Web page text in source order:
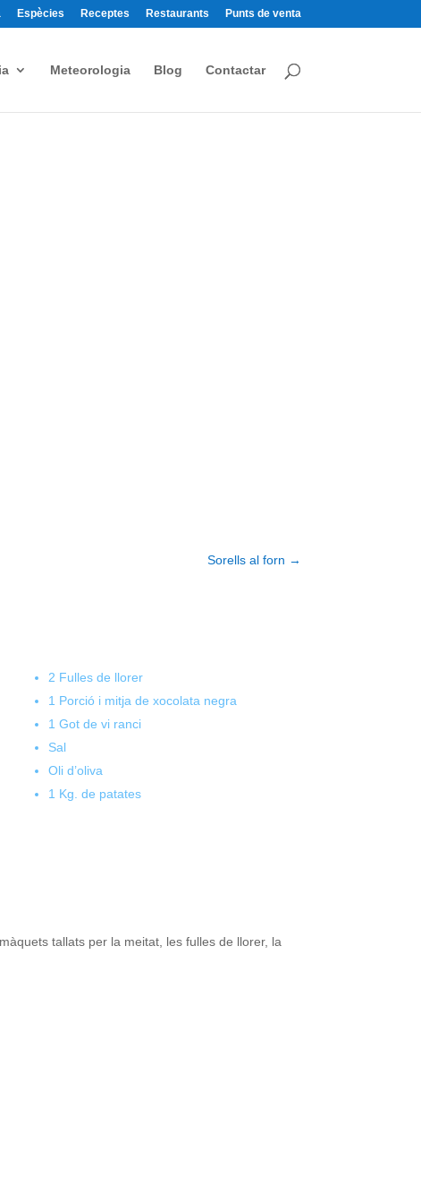
Espècies Receptes Restaurants Punts de venta
Meteorologia Blog Contactar
Sorells al forn →
2 Fulles de llorer
1 Porció i mitja de xocolata negra
1 Got de vi ranci
Sal
Oli d’oliva
1 Kg. de patates
tallats per la meitat, les fulles de llorer, la